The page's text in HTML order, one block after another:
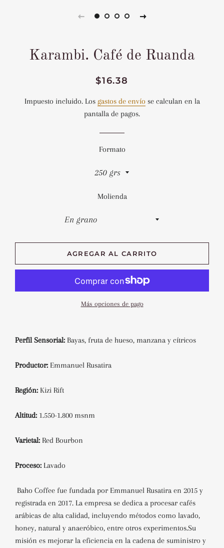
Karambi. Café de Ruanda
Precio
Precio
venta
$16.38
Impuesto incluido. Los gastos de envío se calculan en la
pantalla de pagos.
Formato
Molienda
AGREGAR AL CARRITO
Más opciones de pago
Perfil Sensorial: Bayas, fruta de hueso, manzana y cítricos
Productor: Emmanuel Rusatira
Región: Kizi Rift
Altitud: 1.550-1.800 msnm
Varietal: Red Bourbon
Proceso: Lavado
Baho Coffee fue fundada por Emmanuel Rusatira en 2015 y
registrada en 2017. La empresa se dedica a procesar cafés
arábicas de alta calidad, incluyendo métodos como lavado,
honey, natural y anaeróbico, entre otros experimentos.Su
misión es mejorar la eficiencia en la cadena de suministro y